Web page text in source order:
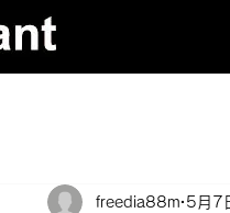
freedia88m 5月7